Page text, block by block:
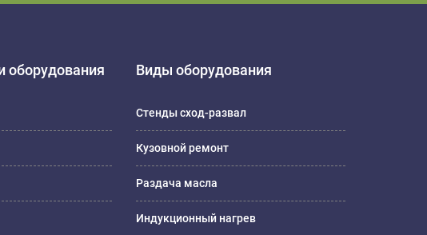
оборудования Виды оборудования
Стенды сход-развал
Кузовной ремонт
Раздача масла
Индукционный нагрев